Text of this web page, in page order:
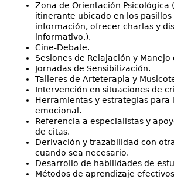
Zona de Orientación Psicológica
itinerante ubicado en los
información, ofrecer charlas y
informativo.).
Cine-Debate.
Sesiones de Relajación y Manejo
Jornadas de Sensibilización.
Talleres de Arteterapia y
Intervención en situaciones de
Herramientas y estrategias para
emocional.
Referencia a especialistas y
de citas.
Derivación y trazabilidad con
cuando sea necesario.
Desarrollo de habilidades de
Métodos de aprendizaje